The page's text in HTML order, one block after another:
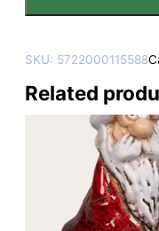
SKU: 5722000115588
Related